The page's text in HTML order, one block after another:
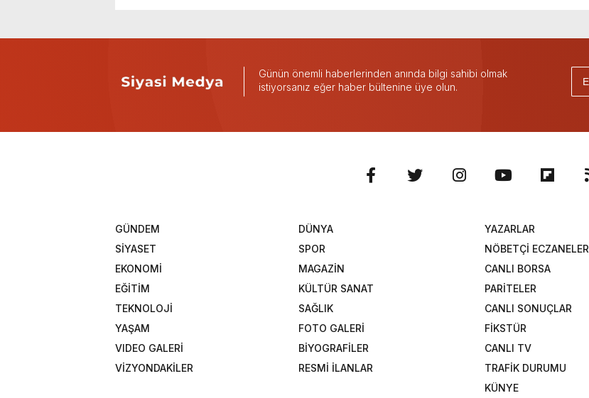
Günün önemli haberlerinden anında bilgi sahibi olmak
istiyorsanız eğer haber bültenine üye olun.
GÜNDEM
DÜNYA
SİYASET
SPOR
EKONOMİ
MAGAZİN
EĞİTİM
KÜLTÜR SANAT
TEKNOLOJİ
SAĞLIK
YAŞAM
FOTO GALERİ
VIDEO GALERİ
BİYOGRAFİLER
VİZYONDAKİLER
RESMİ İLANLAR
YAZARLAR
NÖBETÇİ ECZANELER
CANLI BORSA
PARİTELER
CANLI SONUÇLAR
FİKSTÜR
CANLI TV
TRAFİK DURUMU
KÜNYE